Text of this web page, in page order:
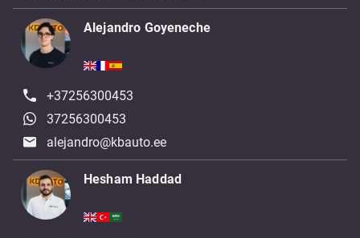
Alejandro Goyeneche
+37256300453
37256300453
alejandro@kbauto.ee
Hesham Haddad